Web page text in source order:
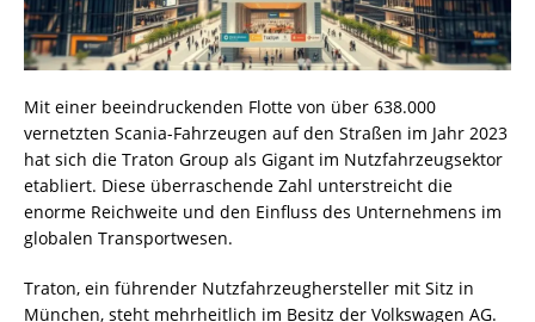
Mit einer beeindruckenden Flotte von über 638.000
vernetzten Scania-Fahrzeugen auf den Straßen im Jahr 2023
hat sich die Traton Group als Gigant im Nutzfahrzeugsektor
etabliert. Diese überraschende Zahl unterstreicht die
enorme Reichweite und den Einfluss des Unternehmens im
globalen Transportwesen.
Traton, ein führender Nutzfahrzeughersteller mit Sitz in
München, steht mehrheitlich im Besitz der Volkswagen AG.